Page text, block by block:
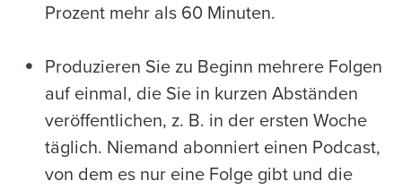
Prozent mehr als 60 Minuten.
Produzieren Sie zu Beginn mehrere Folgen
auf einmal, die Sie in kurzen Abständen
veröffentlichen, z. B. in der ersten Woche
täglich. Niemand abonniert einen Podcast,
von dem es nur eine Folge gibt und die